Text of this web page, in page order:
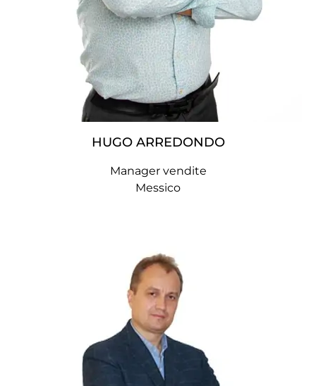
HUGO ARREDONDO
Manager vendite
Messico